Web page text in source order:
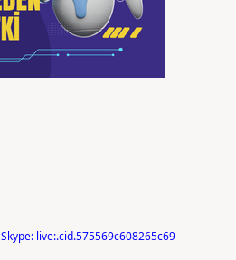
Skype: live:.cid.575569c608265c69